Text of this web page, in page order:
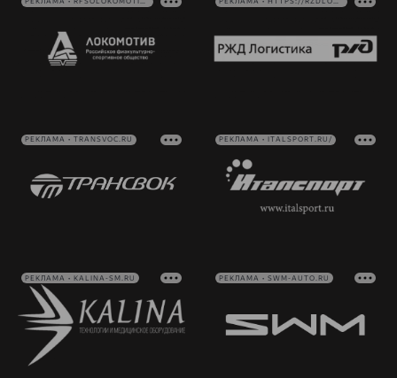
РЕКЛАМА • TRANSVOC.RU РЕКЛАМА • ITALSPORT.RU/
РЕКЛАМА • KALINA-SM.RU РЕКЛАМА • SWM-AUTO.RU